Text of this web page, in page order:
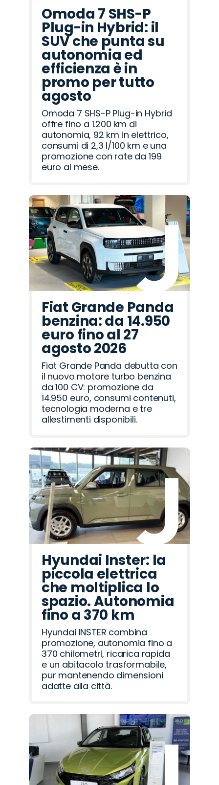
Omoda 7 SHS-P
Plug-in Hybrid: il
SUV che punta su
autonomia ed
efficienza è in
promo per tutto
agosto
Omoda 7 SHS-P Plug-in Hybrid
offre fino a 1.200 km di
autonomia, 92 km in elettrico,
consumi di 2,3 l/100 km e una
promozione con rate da 199
euro al mese.
Fiat Grande Panda
benzina: da 14.950
euro fino al 27
agosto 2026
Fiat Grande Panda debutta con
il nuovo motore turbo benzina
da 100 CV: promozione da
14.950 euro, consumi contenuti,
tecnologia moderna e tre
allestimenti disponibili.
Hyundai Inster: la
piccola elettrica
che moltiplica lo
spazio. Autonomia
fino a 370 km
Hyundai INSTER combina
promozione, autonomia fino a
370 chilometri, ricarica rapida
e un abitacolo trasformabile,
pur mantenendo dimensioni
adatte alla città.